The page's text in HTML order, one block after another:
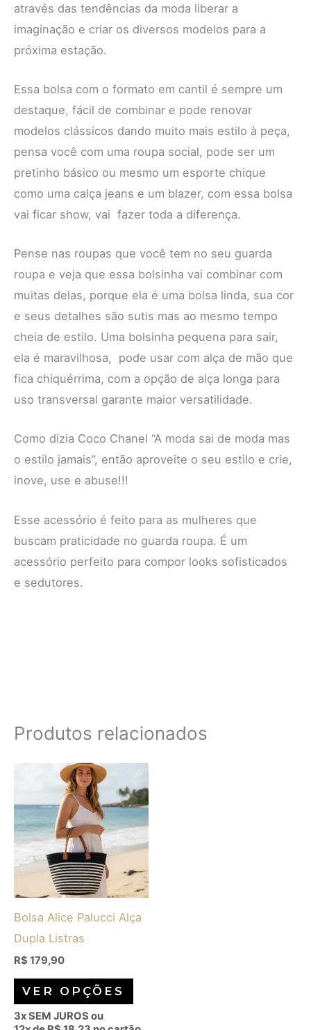
através das tendências da moda liberar a
imaginação e criar os diversos modelos para a
próxima estação.
Essa bolsa com o formato em cantil é sempre um
destaque, fácil de combinar e pode renovar
modelos clássicos dando muito mais estilo à peça,
pensa você com uma roupa social, pode ser um
pretinho básico ou mesmo um esporte chique
como uma calça jeans e um blazer, com essa bolsa
vai ficar show, vai fazer toda a diferença.
Pense nas roupas que você tem no seu guarda
roupa e veja que essa bolsinha vai combinar com
muitas delas, porque ela é uma bolsa linda, sua cor
e seus detalhes são sutis mas ao mesmo tempo
cheia de estilo. Uma bolsinha pequena para sair,
ela é maravilhosa, pode usar com alça de mão que
fica chiquérrima, com a opção de alça longa para
uso transversal garante maior versatilidade.
Como dizia Coco Chanel “A moda sai de moda mas
o estilo jamais”, então aproveite o seu estilo e crie,
inove, use e abuse!!!
Esse acessório é feito para as mulheres que
buscam praticidade no guarda roupa. É um
acessório perfeito para compor looks sofisticados
e sedutores.
Produtos relacionados
Bolsa Alice Palucci Alça
Dupla Listras
R$ 179,90
VER OPÇÕES
produto
variantes.
As
opções
podem
na
página
do
3x SEM JUROS ou